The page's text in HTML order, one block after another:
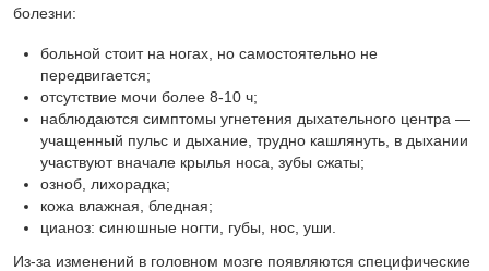
болезни:
больной стоит на ногах, но самостоятельно не
передвигается;
отсутствие мочи более 8-10 ч;
наблюдаются симптомы угнетения дыхательного центра —
учащенный пульс и дыхание, трудно кашлянуть, в дыхании
участвуют вначале крылья носа, зубы сжаты;
озноб, лихорадка;
кожа влажная, бледная;
цианоз: синюшные ногти, губы, нос, уши.
Из-за изменений в головном мозге появляются специфические